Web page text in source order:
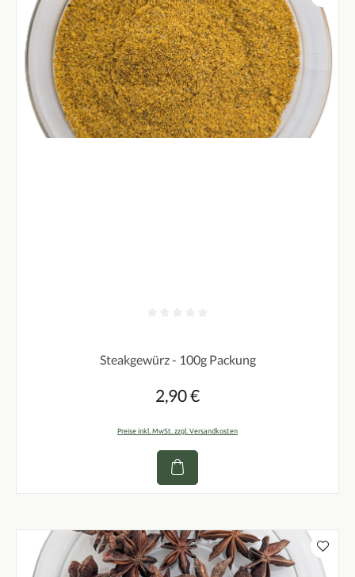
Steakgewürz - 100g Packung
Regulärer Preis:
2,90 €
Preise inkl. MwSt. zzgl. Versandkosten